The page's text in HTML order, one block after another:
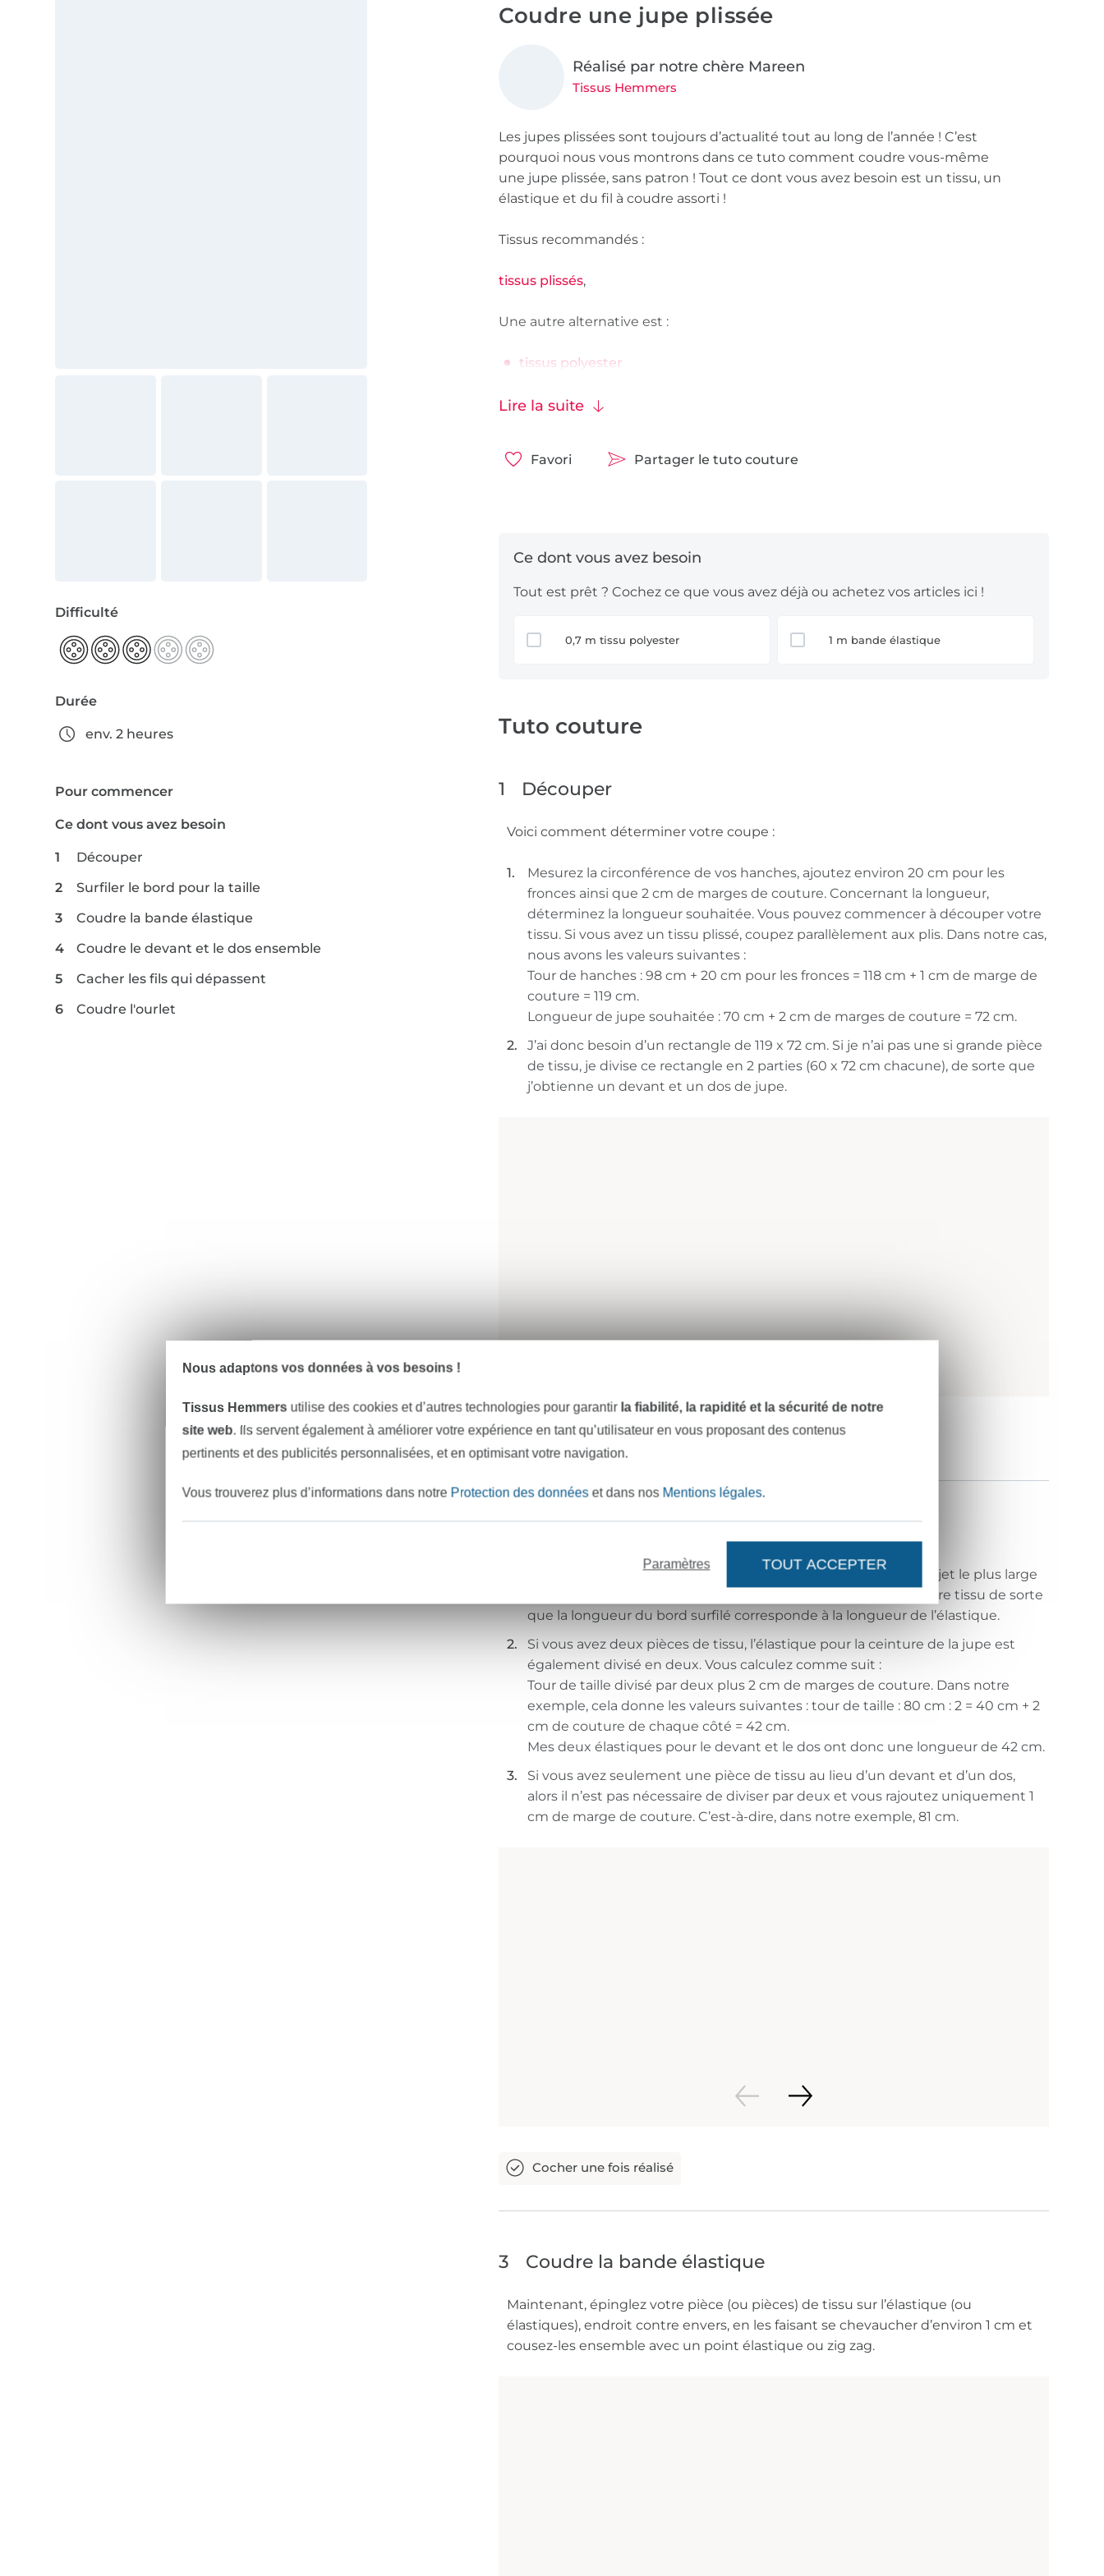
Difficulté
Durée
env. 2 heures
Pour commencer
Ce dont vous avez besoin
Découper
Surfiler le bord pour la taille
Coudre la bande élastique
Coudre le devant et le dos ensemble
Cacher les fils qui dépassent
Coudre l'ourlet
Coudre une jupe plissée
Réalisé par notre chère Mareen
Tissus Hemmers
Les jupes plissées sont toujours d’actualité tout au long de l’année ! C’est
pourquoi nous vous montrons dans ce tuto comment coudre vous-même
une jupe plissée, sans patron ! Tout ce dont vous avez besoin est un tissu, un
élastique et du fil à coudre assorti !
Tissus recommandés :
tissus plissés,
Une autre alternative est :
tissus polyester
tissus viscose
Lire la suite
Favori Partager le tuto couture
Tout est prêt ? Cochez ce que vous avez déjà ou achetez vos articles ici !
0,7 m tissu polyester 1 m bande élastique
Tuto couture
1 Découper
Voici comment déterminer votre coupe :
Mesurez la circonférence de vos hanches, ajoutez environ 20 cm pour les
fronces ainsi que 2 cm de marges de couture. Concernant la longueur,
déterminez la longueur souhaitée. Vous pouvez commencer à découper votre
tissu. Si vous avez un tissu plissé, coupez parallèlement aux plis. Dans notre cas,
nous avons les valeurs suivantes :
Tour de hanches : 98 cm + 20 cm pour les fronces = 118 cm + 1 cm de marge de
couture = 119 cm.
Longueur de jupe souhaitée : 70 cm + 2 cm de marges de couture = 72 cm.
J’ai donc besoin d’un rectangle de 119 x 72 cm. Si je n’ai pas une si grande pièce
de tissu, je divise ce rectangle en 2 parties (60 x 72 cm chacune), de sorte que
j’obtienne un devant et un dos de jupe.
Tout d’abord, réglez votre machine à coudre sur le point de surjet le plus large
et surfilez le bord qui viendra sur votre taille. Plissez un peu votre tissu de sorte
que la longueur du bord surfilé corresponde à la longueur de l’élastique.
Si vous avez deux pièces de tissu, l’élastique pour la ceinture de la jupe est
également divisé en deux. Vous calculez comme suit :
Tour de taille divisé par deux plus 2 cm de marges de couture. Dans notre
exemple, cela donne les valeurs suivantes : tour de taille : 80 cm : 2 = 40 cm + 2
cm de couture de chaque côté = 42 cm.
Mes deux élastiques pour le devant et le dos ont donc une longueur de 42 cm.
Si vous avez seulement une pièce de tissu au lieu d’un devant et d’un dos,
alors il n’est pas nécessaire de diviser par deux et vous rajoutez uniquement 1
cm de marge de couture. C’est-à-dire, dans notre exemple, 81 cm.
3 Coudre la bande élastique
Maintenant, épinglez votre pièce (ou pièces) de tissu sur l’élastique (ou
élastiques), endroit contre envers, en les faisant se chevaucher d’environ 1 cm et
cousez-les ensemble avec un point élastique ou zig zag.
Nous adaptons vos données à vos besoins !
Tissus Hemmers utilise des cookies et d’autres technologies pour garantir la fiabilité, la rapidité et la sécurité de notre
site web. Ils servent également à améliorer votre expérience en tant qu’utilisateur en vous proposant des contenus
pertinents et des publicités personnalisées, et en optimisant votre navigation.
Vous trouverez plus d’informations dans notre Protection des donnéeset dans nos Mentions légales.
Paramètres TOUT ACCEPTER